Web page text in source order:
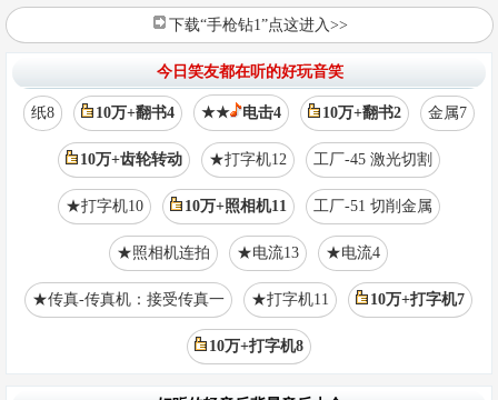
下载“手枪钻1”点这进入>>
今日笑友都在听的好玩音笑
纸8 10万+翻书4 ★★ 电击4 10万+翻书2 金属7
10万+齿轮转动 ★打字机12 工厂-45 激光切割
★打字机10 10万+照相机11 工厂-51 切削金属
★照相机连拍 ★电流13 ★电流4
★传真-传真机：接受传真一 ★打字机11 10万+打字机7
10万+打字机8